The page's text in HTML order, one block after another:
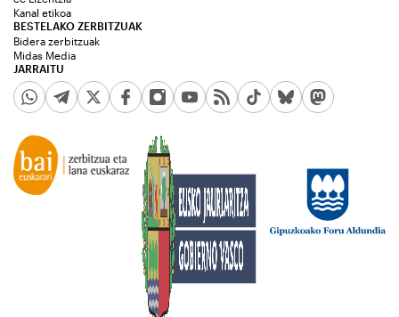
JARRAITU
Kanal etikoa
BESTELAKO ZERBITZUAK
Bidera zerbitzuak
Midas Media